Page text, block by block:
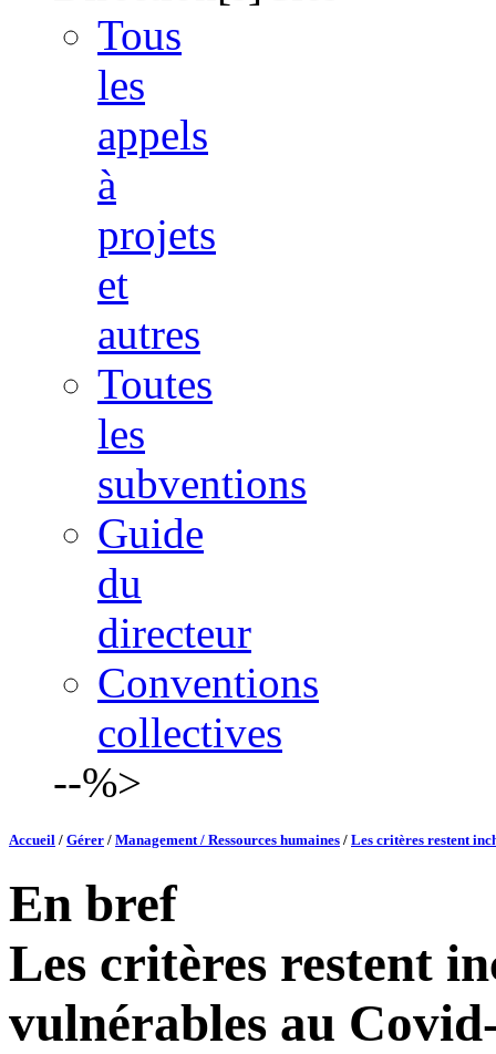
Tous
les
appels
à
projets
et
autres
Toutes
les
subventions
Guide
du
directeur
Conventions
collectives
--%>
Accueil / Gérer / Management / Ressources humaines / Les critères restent
En bref
Les critères restent
vulnérables au